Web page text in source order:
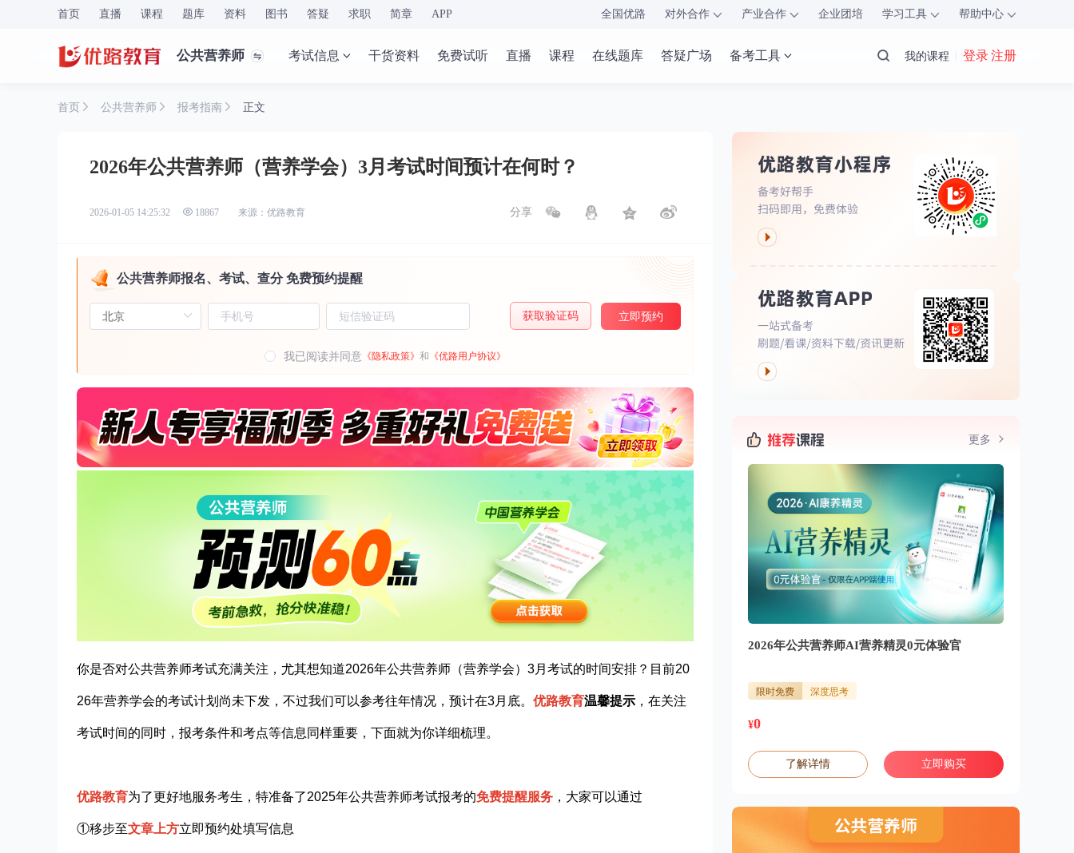
首页 直播 课程 题库 资料 图书 答疑 求职 简章 APP 全国优路 对外合作 产业合作 企业团培 学习工具 帮助中心
公共营养师 考试信息 干货资料 免费试听 直播 课程 在线题库 答疑广场 备考工具 我的课程 登录 注册
首页 公共营养师 报考指南 正文
2026年公共营养师（营养学会）3月考试时间预计在何时？
2026-01-05 14:25:32 18867 来源：优路教育 分享
公共营养师报名、考试、查分 免费预约提醒
获取验证码 立即预约
我已阅读并同意 《隐私政策》 和 《优路用户协议》
你是否对公共营养师考试充满关注，尤其想知道2026年公共营养师（营养学会）3月考试的时间安排？目前20
26年营养学会的考试计划尚未下发，不过我们可以参考往年情况，预计在3月底。 优路教育温馨提示 ，在关注
考试时间的同时，报考条件和考点等信息同样重要，下面就为你详细梳理。
优路教育为了更好地服务考生，特准备了2025年公共营养师考试报考的免费提醒服务 ，大家可以通过
①移步至文章上方立即预约处填写信息
更多
2026年公共营养师AI营养精灵0元体验官
限时免费 深度思考
¥0
了解详情 立即购买